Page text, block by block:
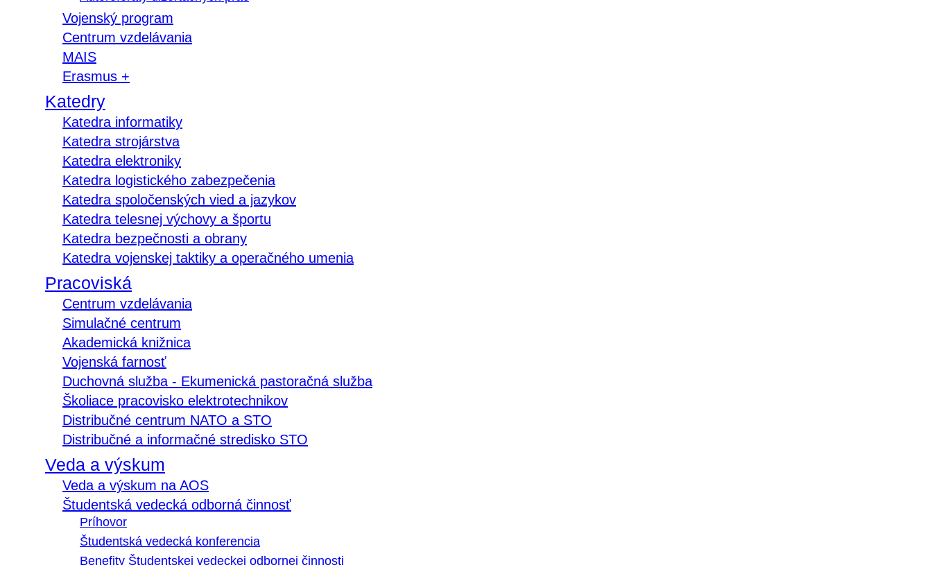
Vojenský program
Centrum vzdelávania
MAIS
Erasmus +
Katedry
Katedra informatiky
Katedra strojárstva
Katedra elektroniky
Katedra logistického zabezpečenia
Katedra spoločenských vied a jazykov
Katedra telesnej výchovy a športu
Katedra bezpečnosti a obrany
Katedra vojenskej taktiky a operačného umenia
Pracoviská
Centrum vzdelávania
Simulačné centrum
Akademická knižnica
Vojenská farnosť
Duchovná služba - Ekumenická pastoračná služba
Školiace pracovisko elektrotechnikov
Distribučné centrum NATO a STO
Distribučné a informačné stredisko STO
Veda a výskum
Veda a výskum na AOS
Študentská vedecká odborná činnosť
Príhovor
Študentská vedecká konferencia
Benefity Študentskej vedeckej odbornej činnosti